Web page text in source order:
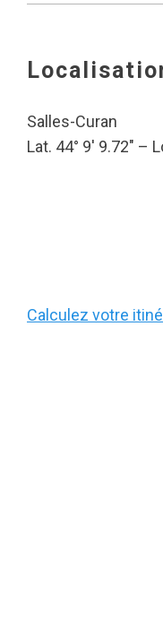
Salles-Curan
Lat. 44° 9′ 9.72″ –
Calculez votre